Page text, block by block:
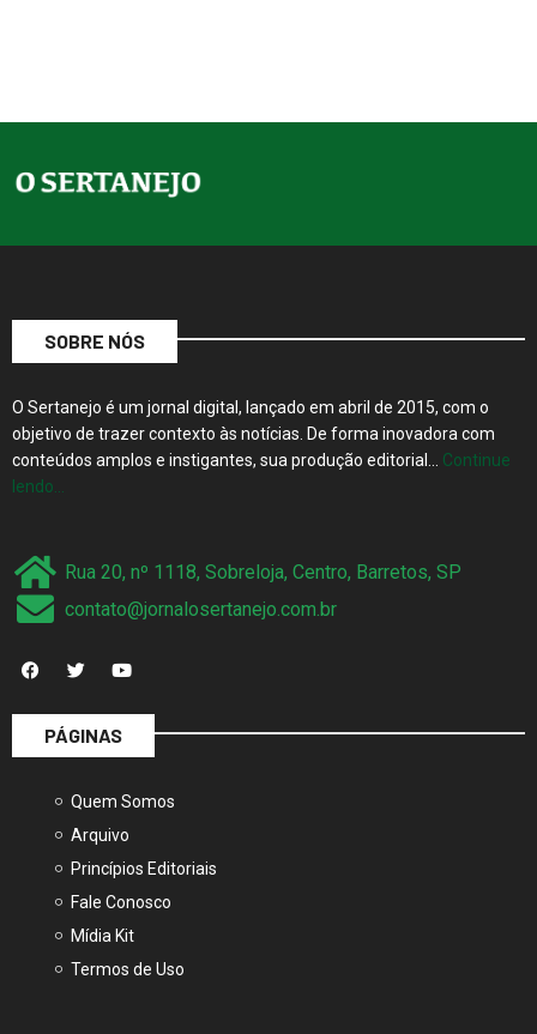
SOBRE NÓS
O Sertanejo é um jornal digital, lançado em abril de 2015, com o
objetivo de trazer contexto às notícias. De forma inovadora com
conteúdos amplos e instigantes, sua produção editorial… Continue
lendo…
Rua 20, nº 1118, Sobreloja, Centro, Barretos, SP
contato@jornalosertanejo.com.br
PÁGINAS
Quem Somos
Arquivo
Princípios Editoriais
Fale Conosco
Mídia Kit
Termos de Uso